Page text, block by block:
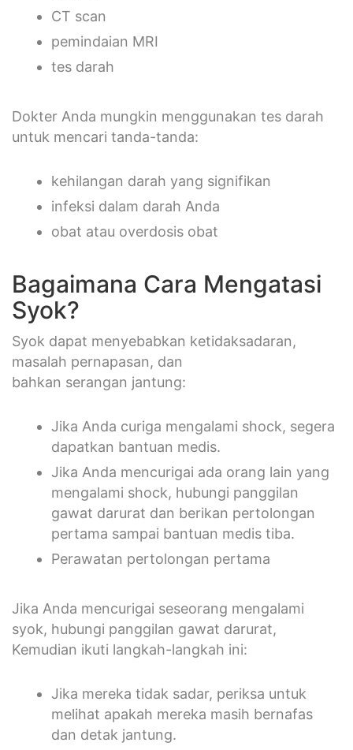
CT scan
pemindaian MRI
tes darah
Dokter Anda mungkin menggunakan tes darah
untuk mencari tanda-tanda:
kehilangan darah yang signifikan
infeksi dalam darah Anda
obat atau overdosis obat
Bagaimana Cara Mengatasi
Syok?
Syok dapat menyebabkan ketidaksadaran,
masalah pernapasan, dan
bahkan serangan jantung:
Jika Anda curiga mengalami shock, segera
dapatkan bantuan medis.
Jika Anda mencurigai ada orang lain yang
mengalami shock, hubungi panggilan
gawat darurat dan berikan pertolongan
pertama sampai bantuan medis tiba.
Perawatan pertolongan pertama
Jika Anda mencurigai seseorang mengalami
syok, hubungi panggilan gawat darurat,
Kemudian ikuti langkah-langkah ini:
Jika mereka tidak sadar, periksa untuk
melihat apakah mereka masih bernafas
dan detak jantung.